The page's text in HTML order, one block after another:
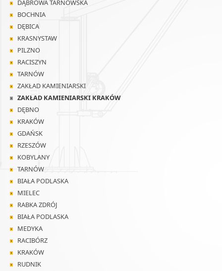
DĄBROWA TARNOWSKA
BOCHNIA
DĘBICA
KRASNYSTAW
PILZNO
RACISZYN
TARNÓW
ZAKŁAD KAMIENIARSKI
ZAKŁAD KAMIENIARSKI KRAKÓW
DĘBNO
KRAKÓW
GDAŃSK
RZESZÓW
KOBYLANY
TARNÓW
BIAŁA PODLASKA
MIELEC
RABKA ZDRÓJ
BIAŁA PODLASKA
MEDYKA
RACIBÓRZ
KRAKÓW
RUDNIK